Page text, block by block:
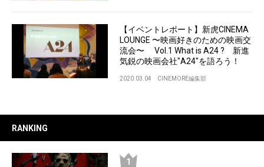
【イベントレポート】新虎CINEMA
LOUNGE 〜映画好きのための映画交
流会〜 Vol.1 What is A24 ? 新進
気鋭の映画会社"A24"を語ろう！
2020.03.04 CINEMORE編集部
RANKING